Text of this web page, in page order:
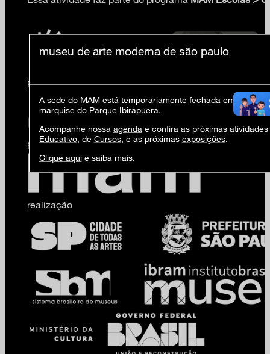
patrocínio
produção
realização
museu de arte moderna de são paulo
A sede do MAM está temporariamente fechada em virtude
marquise do Parque Ibirapuera.
Acompanhe nossa agenda e confira as próximas atividades
Educativo, de Cursos, e as próximas exposições.
Clique aquie saiba mais.